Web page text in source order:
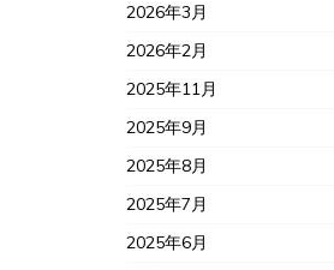
2026年3月
2026年2月
2025年11月
2025年9月
2025年8月
2025年7月
2025年6月